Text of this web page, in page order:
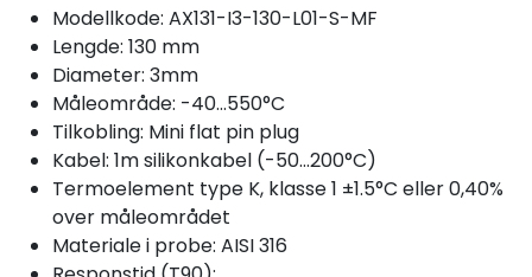
Modellkode: AX131-I3-130-L01-S-MF
Lengde: 130 mm
Diameter: 3mm
Måleområde: -40...550°C
Tilkobling: Mini flat pin plug
Kabel: 1m silikonkabel (-50...200°C)
Termoelement type K, klasse 1 ±1.5°C eller 0,40%
over måleområdet
Materiale i probe: AISI 316